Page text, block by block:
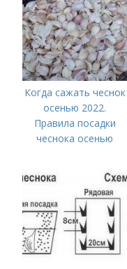
Когда сажать чеснок
осенью 2022.
Правила посадки
чеснока осенью